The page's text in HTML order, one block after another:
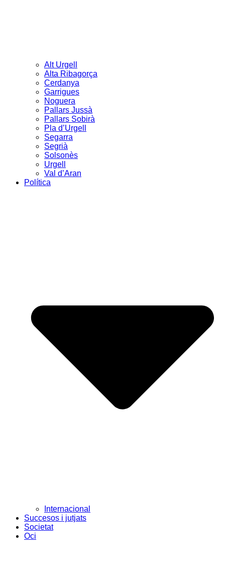
Alt Urgell
Alta Ribagorça
Cerdanya
Garrigues
Noguera
Pallars Jussà
Pallars Sobirà
Pla d’Urgell
Segarra
Segrià
Solsonès
Urgell
Val d’Aran
Política
Internacional
Succesos i jutjats
Societat
Oci